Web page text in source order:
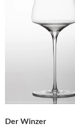
Der Winzer